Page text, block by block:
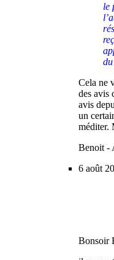
le
du
Cela ne
des avis
avis
un
méditer.
Benoit -
6 août
Bonsoir